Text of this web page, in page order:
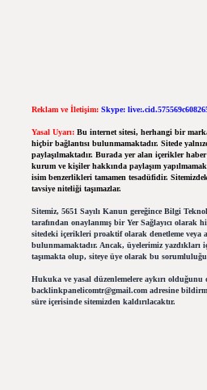
Reklam ve İletişim: Skype:
Yasal Uyarı: Bu internet sitesi, herhangi bir
hiçbir bağlantısı bulunmamaktadır. Sitede
paylaşılmaktadır. Burada yer alan içerikler
kurum ve kişiler hakkında paylaşım
isim benzerlikleri tamamen tesadüfidir.
tavsiye niteliği taşımazlar.
Sitemiz, 5651 Sayılı Kanun gereğince Bilgi
tarafından onaylanmış bir Yer Sağlayıcı olarak
sitedeki içerikleri proaktif olarak denetleme veya
bulunmamaktadır. Ancak, üyelerimiz
taşımakta olup, siteye üye olarak bu
Hukuka ve yasal düzenlemelere aykırı
backlinkpanelicomtr@gmail.comadresine
süre içerisinde sitemizden kaldırılacaktır.